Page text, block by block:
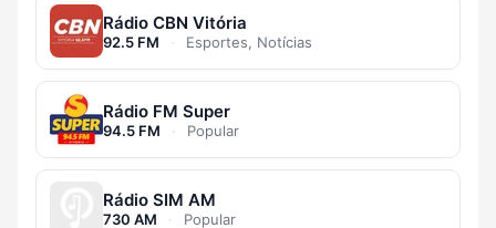
Rádio CBN Vitória
92.5 FM · Esportes, Notícias
Rádio FM Super
94.5 FM · Popular
Rádio SIM AM
730 AM · Popular